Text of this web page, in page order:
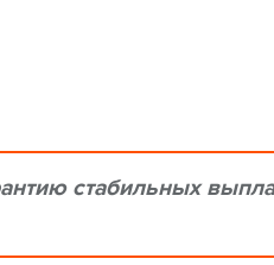
стабильных